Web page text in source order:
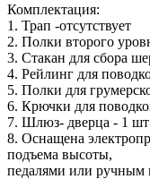
Комплектация:
1. Трап -отсутствует
2. Полки второго
3. Стакан для сбора
4. Рейлинг для
5. Полки для
6. Крючки для
7. Шлюз- дверца - 1 шт
8. Оснащена
подъема высоты,
педалями или ручным